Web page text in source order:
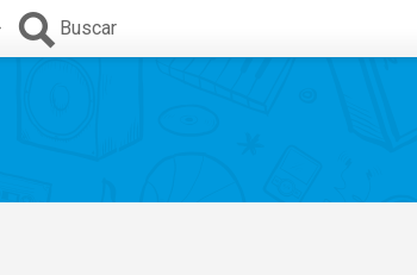
Buscar